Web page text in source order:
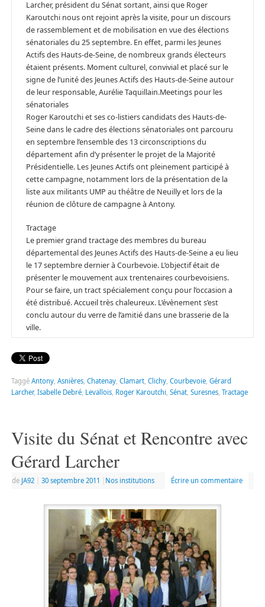
Larcher, président du Sénat sortant, ainsi que Roger
Karoutchi nous ont rejoint après la visite, pour un discours
de rassemblement et de mobilisation en vue des élections
sénatoriales du 25 septembre. En effet, parmi les Jeunes
Actifs des Hauts-de-Seine, de nombreux grands électeurs
étaient présents. Moment culturel, convivial et placé sur le
signe de l’unité des Jeunes Actifs des Hauts-de-Seine autour
de leur responsable, Aurélie Taquillain.Meetings pour les
sénatoriales
Roger Karoutchi et ses co-listiers candidats des Hauts-de-
Seine dans le cadre des élections sénatoriales ont parcouru
en septembre l’ensemble des 13 circonscriptions du
département afin d’y présenter le projet de la Majorité
Présidentielle. Les Jeunes Actifs ont pleinement participé à
cette campagne, notamment lors de la présentation de la
liste aux militants UMP au théâtre de Neuilly et lors de la
réunion de clôture de campagne à Antony.
Tractage
Le premier grand tractage des membres du bureau
départemental des Jeunes Actifs des Hauts-de-Seine a eu lieu
le 17 septembre dernier à Courbevoie. L’objectif était de
présenter le mouvement aux trentenaires courbevoisiens.
Pour se faire, un tract spécialement conçu pour l’occasion a
été distribué. Accueil très chaleureux. L’évènement s’est
conclu autour du verre de l’amitié dans une brasserie de la
ville.
Taggé Antony, Asnières, Chatenay, Clamart, Clichy, Courbevoie, Gérard
Larcher, Isabelle Debré, Levallois, Roger Karoutchi, Sénat, Suresnes, Tractage
Visite du Sénat et Rencontre avec
Gérard Larcher
de JA92 30 septembre 2011 Nos institutions Écrire un commentaire